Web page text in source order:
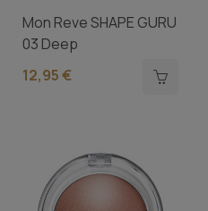
Mon Reve SHAPE GURU
03 Deep
12,95 €